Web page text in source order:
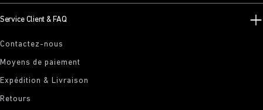
Service Client & FAQ
Contactez-nous
Moyens de paiement
Expédition & Livraison
Retours